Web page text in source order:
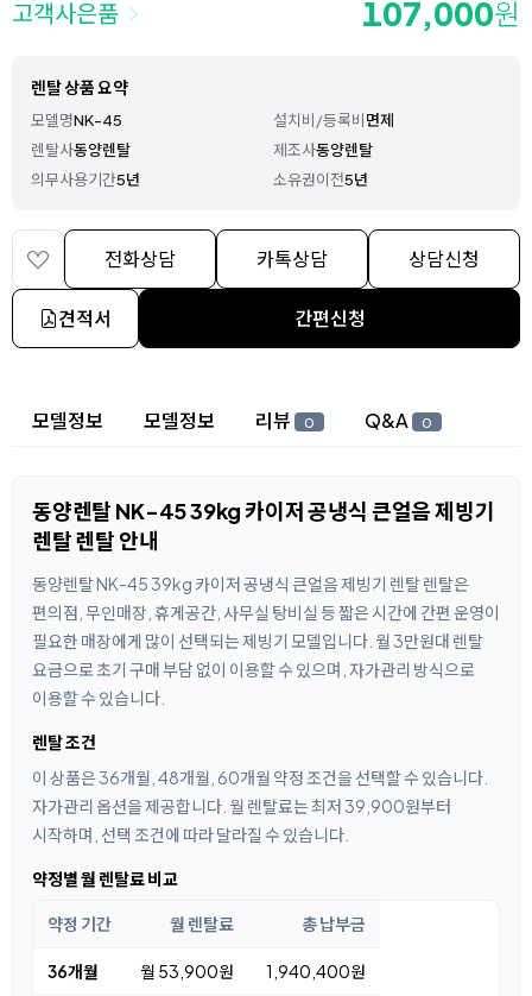
고객사은품 107,000원
렌탈 상품 요약
모델명NK-45 설치비/등록비면제
렌탈사동양렌탈 제조사동양렌탈
의무사용기간5년 소유권이전5년
전화상담 카톡상담 상담신청
견적서 간편신청
상세 정보
모델정보 모델정보 리뷰 0 Q&A 0
동양렌탈 NK-45 39kg 카이저 공냉식 큰얼음 제빙기
렌탈 렌탈 안내
동양렌탈 NK-45 39kg 카이저 공냉식 큰얼음 제빙기 렌탈 렌탈은
편의점, 무인매장, 휴게공간, 사무실 탕비실 등 짧은 시간에 간편 운영이
필요한 매장에게 많이 선택되는 제빙기 모델입니다. 월 3만원대 렌탈
요금으로 초기 구매 부담 없이 이용할 수 있으며, 자가관리 방식으로
이용할 수 있습니다.
렌탈 조건
이 상품은 36개월, 48개월, 60개월 약정 조건을 선택할 수 있습니다.
자가관리 옵션을 제공합니다. 월 렌탈료는 최저 39,900원부터
시작하며, 선택 조건에 따라 달라질 수 있습니다.
약정별 월 렌탈료 비교
약정 기간 월 렌탈료 총 납부금
36개월 월 53,900원 1,940,400원